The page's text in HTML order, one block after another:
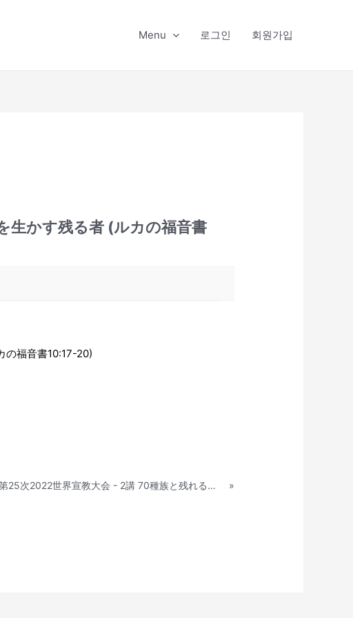
Menu 로그인 회원가입
生かす残る者 (ルカの福音書
の福音書10:17-20)
第25次2022世界宣教大会 - 2講 70種族と残れる者の道 (使2:9-11) »